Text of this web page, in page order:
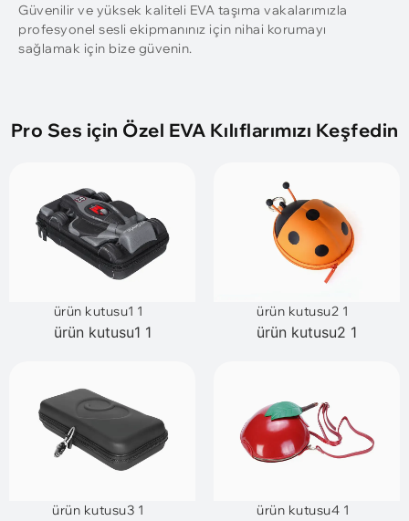
Güvenilir ve yüksek kaliteli EVA taşıma vakalarımızla
profesyonel sesli ekipmanınız için nihai korumayı
sağlamak için bize güvenin.
Pro Ses için Özel EVA Kılıflarımızı Keşfedin
ürün kutusu1 1
ürün kutusu1 1
ürün kutusu2 1
ürün kutusu2 1
ürün kutusu3 1 ürün kutusu4 1